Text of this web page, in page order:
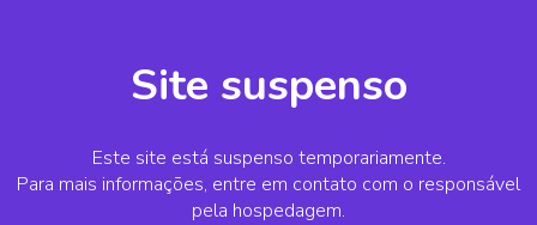
Site suspenso
Este site está suspenso temporariamente.
Para mais informações, entre em contato com o responsável
pela hospedagem.